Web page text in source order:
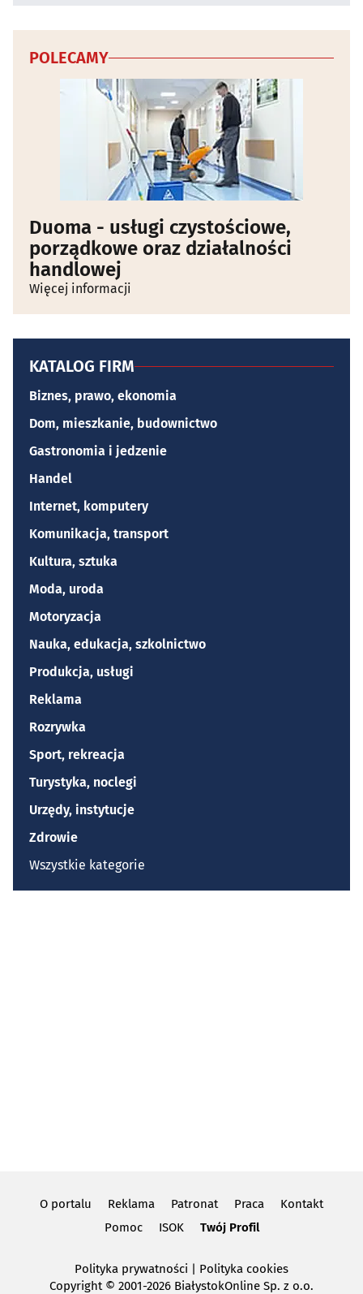
POLECAMY
Duoma - usługi czystościowe,
porządkowe oraz działalności
handlowej
Więcej informacji
KATALOG FIRM
Biznes, prawo, ekonomia
Dom, mieszkanie, budownictwo
Gastronomia i jedzenie
Handel
Internet, komputery
Komunikacja, transport
Kultura, sztuka
Moda, uroda
Motoryzacja
Nauka, edukacja, szkolnictwo
Produkcja, usługi
Reklama
Rozrywka
Sport, rekreacja
Turystyka, noclegi
Urzędy, instytucje
Zdrowie
Wszystkie kategorie
O portalu Reklama Patronat Praca
Kontakt
Pomoc
ISOK Twój Profil
Polityka prywatności
Polityka cookies
Copyright© 2001-2026 BiałystokOnline Sp. z o.o.